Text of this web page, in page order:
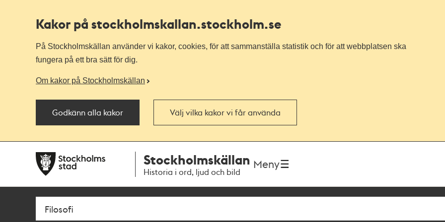
Kakor på stockholmskallan.stockholm.se
På Stockholmskällan använder vi kakor, cookies, för att sammanställa statistik och för att webbplatsen ska
fungera på ett bra sätt för dig.
Om kakor på Stockholmskällan
Godkänn alla kakor Välj vilka kakor vi får använda
navigationen
huvudinnehållet
Stockholmskällan
Historia i ord, ljud och bild
Meny
Sök